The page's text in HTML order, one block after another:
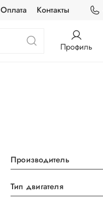
Оплата Контакты
Профиль
Производитель
Тип двигателя